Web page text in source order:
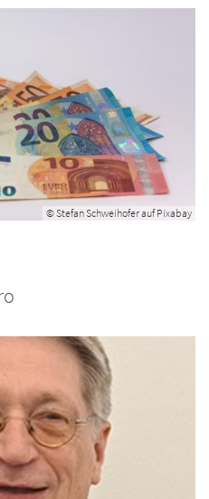
© Stefan Schweihofer auf Pixabay